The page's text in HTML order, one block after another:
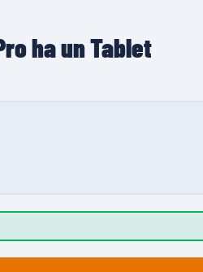
ha un Tablet